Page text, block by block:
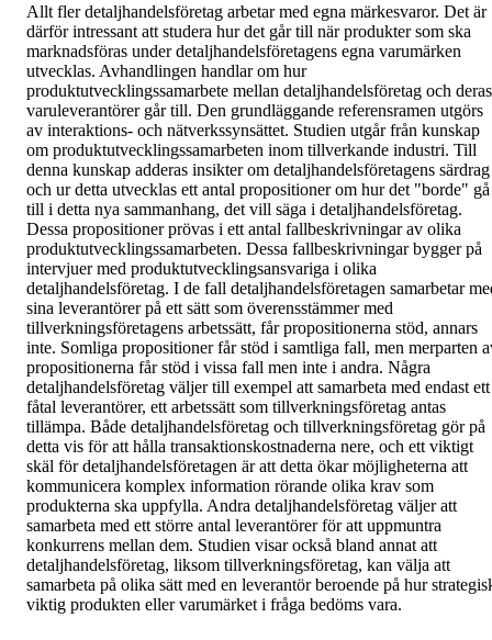
Allt fler detaljhandelsföretag arbetar med egna märkesvaror. Det är
därför intressant att studera hur det går till när produkter som ska
marknadsföras under detaljhandelsföretagens egna varumärken
utvecklas. Avhandlingen handlar om hur
produktutvecklingssamarbete mellan detaljhandelsföretag och deras
varuleverantörer går till. Den grundläggande referensramen utgörs
av interaktions- och nätverkssynsättet. Studien utgår från kunskap
om produktutvecklingssamarbeten inom tillverkande industri. Till
denna kunskap adderas insikter om detaljhandelsföretagens särdrag
och ur detta utvecklas ett antal propositioner om hur det "borde" gå
till i detta nya sammanhang, det vill säga i detaljhandelsföretag.
Dessa propositioner prövas i ett antal fallbeskrivningar av olika
produktutvecklingssamarbeten. Dessa fallbeskrivningar bygger på
intervjuer med produktutvecklingsansvariga i olika
detaljhandelsföretag. I de fall detaljhandelsföretagen samarbetar
sina leverantörer på ett sätt som överensstämmer med
tillverkningsföretagens arbetssätt, får propositionerna stöd, annars
inte. Somliga propositioner får stöd i samtliga fall, men merparten
propositionerna får stöd i vissa fall men inte i andra. Några
detaljhandelsföretag väljer till exempel att samarbeta med endast ett
fåtal leverantörer, ett arbetssätt som tillverkningsföretag antas
tillämpa. Både detaljhandelsföretag och tillverkningsföretag gör på
detta vis för att hålla transaktionskostnaderna nere, och ett viktigt
skäl för detaljhandelsföretagen är att detta ökar möjligheterna att
kommunicera komplex information rörande olika krav som
produkterna ska uppfylla. Andra detaljhandelsföretag väljer att
samarbeta med ett större antal leverantörer för att uppmuntra
konkurrens mellan dem. Studien visar också bland annat att
detaljhandelsföretag, liksom tillverkningsföretag, kan välja att
samarbeta på olika sätt med en leverantör beroende på hur
viktig produkten eller varumärket i fråga bedöms vara.